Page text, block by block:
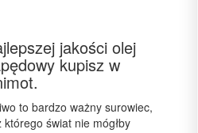
jakości olej
kupisz w
to bardzo ważny surowiec,
którego świat nie mógłby